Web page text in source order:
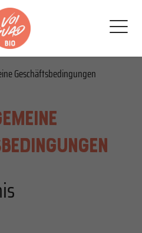
Geschäftsbedingungen